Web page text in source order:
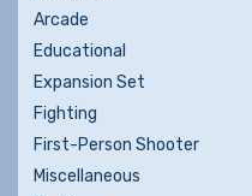
Arcade
Educational
Expansion Set
Fighting
First-Person Shooter
Miscellaneous